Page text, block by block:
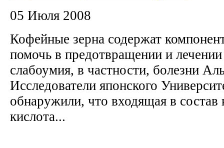
05 Июля 2008
Кофейные зерна содержат
помочь в предотвращении и
слабоумия, в частности, болезни
Исследователи японского
обнаружили, что входящая в состав
кислота...